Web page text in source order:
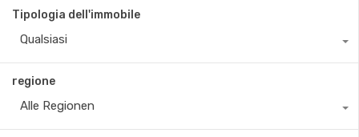
Tipologia dell'immobile
Qualsiasi
regione
Alle Regionen